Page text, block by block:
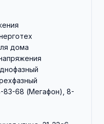
дома
83-68 (Мегафон), 8-